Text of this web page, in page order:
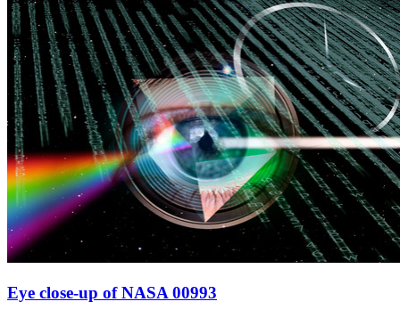
Eye close-up of NASA 00993